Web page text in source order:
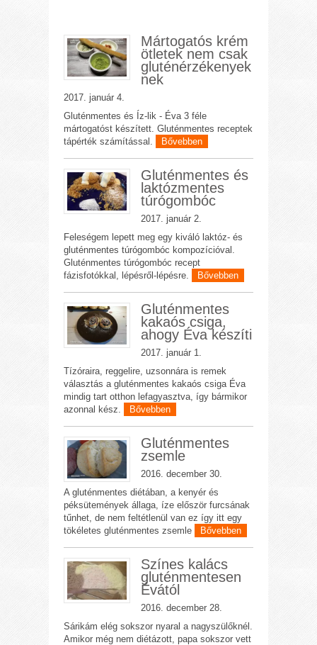
Mártogatós krém
ötletek nem csak
gluténérzékenyek
nek
2017. január 4.
Gluténmentes és Íz-lik - Éva 3 féle
mártogatóst készített. Gluténmentes receptek
tápérték számítással.
Bővebben
Gluténmentes és
laktózmentes
túrógombóc
2017. január 2.
Feleségem lepett meg egy kiváló laktóz- és
gluténmentes túrógombóc kompozícióval.
Gluténmentes túrógombóc recept
fázisfotókkal, lépésről-lépésre.
Bővebben
Gluténmentes
kakaós csiga,
ahogy Éva készíti
2017. január 1.
Tízóraira, reggelire, uzsonnára is remek
választás a gluténmentes kakaós csiga Éva
mindig tart otthon lefagyasztva, így bármikor
azonnal kész.
Bővebben
Gluténmentes
zsemle
2016. december 30.
A gluténmentes diétában, a kenyér és
péksütemények állaga, íze először furcsának
tűnhet, de nem feltétlenül van ez így itt egy
tökéletes gluténmentes zsemle
Bővebben
Színes kalács
gluténmentesen
Évától
2016. december 28.
Sárikám elég sokszor nyaral a nagyszülőknél.
Amikor még nem diétázott, papa sokszor vett